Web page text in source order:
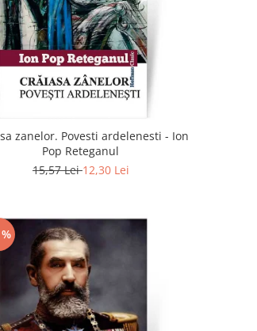
zanelor. Povesti ardelenesti - Ion
Pop Reteganul
15,57 Lei12,30 Lei